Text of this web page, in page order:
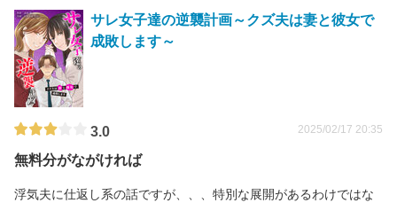
サレ女子達の逆襲計画～クズ夫は妻と彼女で
成敗します～
3.0 2025/02/17 20:35
無料分がながければ
浮気夫に仕返し系の話ですが、、、特別な展開があるわけではな